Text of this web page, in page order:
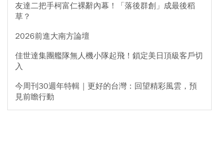
友達二把手柯富仁裸辭內幕！「落後群創」成最後稻
草？
2026前進大南方論壇
佳世達集團艦隊無人機小隊起飛！鎖定美日頂級客戶切
入
今周刊30週年特輯｜更好的台灣：回望精彩風雲，預
見前瞻行動